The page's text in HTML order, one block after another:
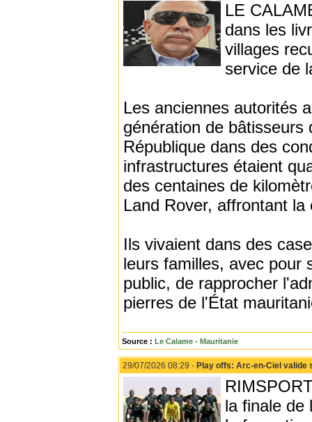
LE
dans les
villages
service de
Les anciennes autorités
génération de bâtisseurs
République dans des
infrastructures étaient
des centaines de
Land Rover, affrontant
Ils vivaient dans des
leurs familles, avec pour
public, de rapprocher
pierres de l'État
Source : Le Calame - Mauritanie
29/07/2026 08:29 - Play offs: Arc-en-Ciel valide
la finale de